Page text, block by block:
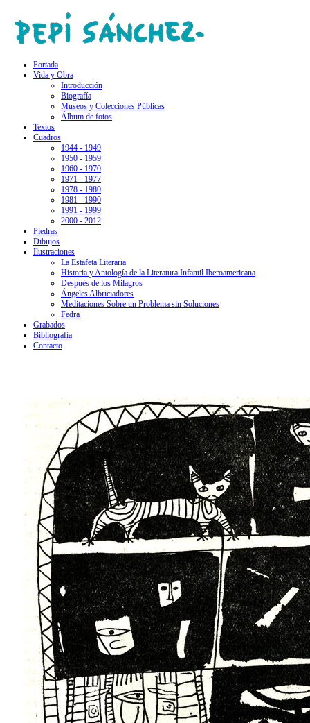
Portada
Vida y Obra
Introducción
Biografía
Museos y Colecciones Públicas
Álbum de fotos
Textos
Cuadros
1944 - 1949
1950 - 1959
1960 - 1970
1971 - 1977
1978 - 1980
1981 - 1990
1991 - 1999
2000 - 2012
Piedras
Dibujos
Ilustraciones
La Estafeta Literaria
Historia y Antología de la Literatura Infantil Iberoamericana
Después de los Milagros
Ángeles Albriciadores
Meditaciones Sobre un Problema sin Soluciones
Fedra
Grabados
Bibliografía
Contacto